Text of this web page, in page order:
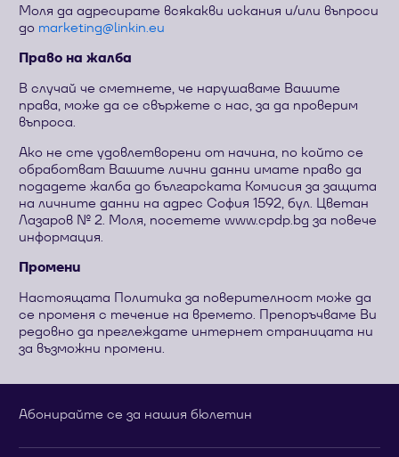
Моля да адресирате всякакви искания и/или въпроси
до ue.niknil@gnitekram
Право на жалба
В случай че сметнете, че нарушаваме Вашите
права, може да се свържете с нас, за да проверим
въпроса.
Ако не сте удовлетворени от начина, по който се
обработват Вашите лични данни имате право да
подадете жалба до българската Комисия за защита
на личните данни на адрес София 1592, бул. Цветан
Лазаров № 2. Моля, посетете www.cpdp.bg за повече
информация.
Промени
Настоящата Политика за поверителност може да
се променя с течение на времето. Препоръчваме Ви
редовно да преглеждате интернет страницата ни
за възможни промени.
Абонирайте се за нашия бюлетин